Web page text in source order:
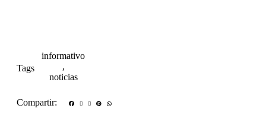
Tags
informativo
,
noticias
Compartir: